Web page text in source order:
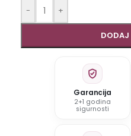
- +
DODAJ
Garancija
2+1 godina
sigurnosti